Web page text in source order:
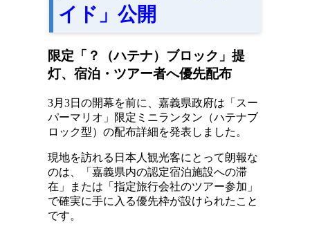
イド」公開
限定「？（ハテナ）ブロック」提
灯、宿泊・ツアー者へ優先配布
3月3日の開幕を前に、嘉義県政府は「スー
パーマリオ」限定ミニランタン（ハテナブ
ロック型）の配布詳細を発表しました。
現地を訪れる日本人観光客にとって朗報な
のは、「嘉義県内の認定宿泊施設への滞
在」または「指定旅行会社のツアー参加」
で確実に手に入る優先枠が設けられたこと
です。